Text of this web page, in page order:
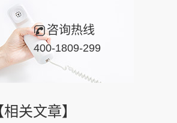
咨询热线
400-1809-299
相关文章】